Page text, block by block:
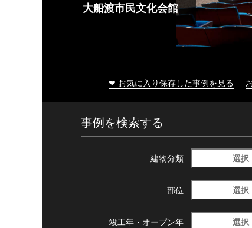
大船渡市民文化会館
❤ お気に入り保存した事例を見る
事例を検索する
建物分類 選択
部位 選択
竣工年・ オープン年 選択